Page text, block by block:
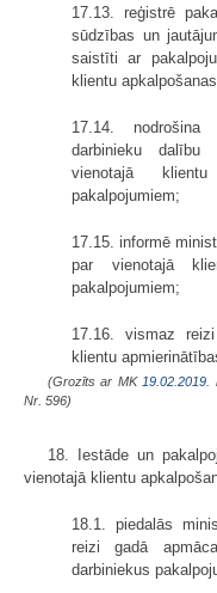
17.13. reģistrē
sūdzības un
saistīti ar
klientu
17.14. nodrošina
darbinieku dalību
vienotajā
pakalpojumiem;
17.15. informē
par vienotajā
pakalpojumiem;
17.16. vismaz
klientu
(Grozīts ar MK 19.02.2019.
Nr. 596)
18. Iestāde un
vienotajā klientu
18.1. piedalās
reizi gadā
darbiniekus